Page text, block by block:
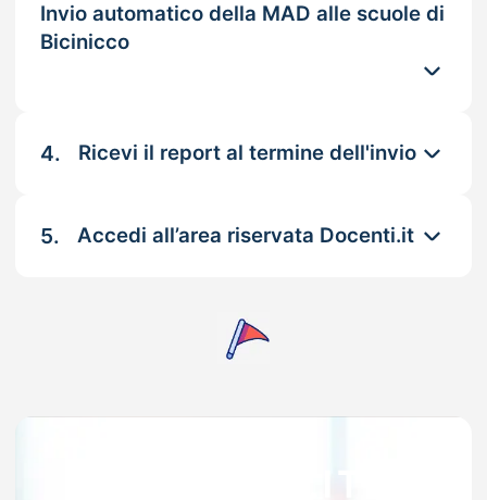
Invio automatico della MAD alle scuole di
Bicinicco
4. Ricevi il report al termine dell'invio
5. Accedi all’area riservata Docenti.it